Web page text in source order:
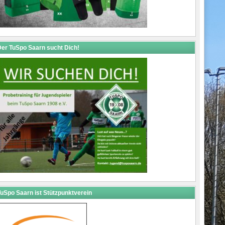
TuSpo Saarn sucht Dich!
Saarn ist Stützpunktverein